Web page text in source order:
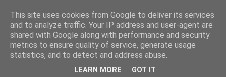
This site uses cookies from Google to deliver its services
and to analyze traffic. Your IP address and user-agent are
shared with Google along with performance and security
metrics to ensure quality of service, generate usage
statistics, and to detect and address abuse.
LEARN MORE GOT IT